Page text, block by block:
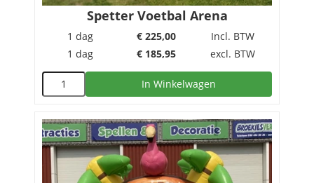
Spetter Voetbal Arena
1 dag € 225,00
Incl. BTW
1 dag
€ 185,95 excl. BTW
In Winkelwagen